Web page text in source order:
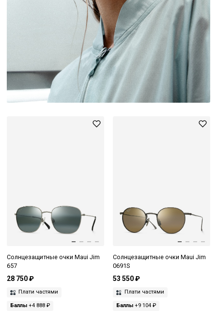
Солнцезащитные очки Maui Jim
657
28 750 ₽
Плати частями
Баллы +4 888 ₽
Солнцезащитные очки Maui Jim
0691S
53 550 ₽
Плати частями
Баллы+9 104 ₽